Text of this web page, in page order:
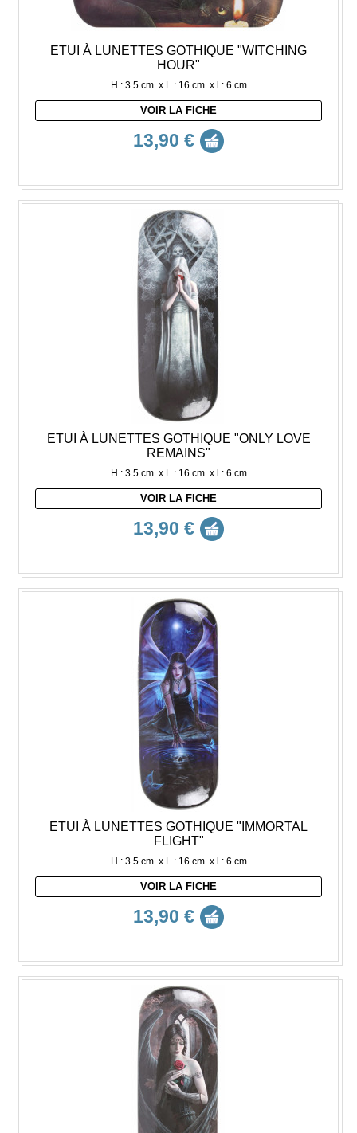
ETUI À LUNETTES GOTHIQUE "WITCHING
HOUR"
H : 3.5 cm x L : 16 cm x l : 6 cm
VOIR LA FICHE
13,90 €
ETUI À LUNETTES GOTHIQUE "ONLY LOVE
REMAINS"
H : 3.5 cm x L : 16 cm x l : 6 cm
VOIR LA FICHE
13,90 €
ETUI À LUNETTES GOTHIQUE "IMMORTAL
FLIGHT"
H : 3.5 cm x L : 16 cm x l : 6 cm
VOIR LA FICHE
13,90 €